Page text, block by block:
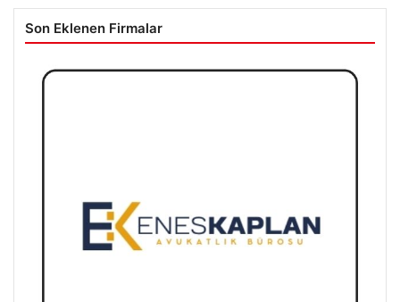
Son Eklenen Firmalar